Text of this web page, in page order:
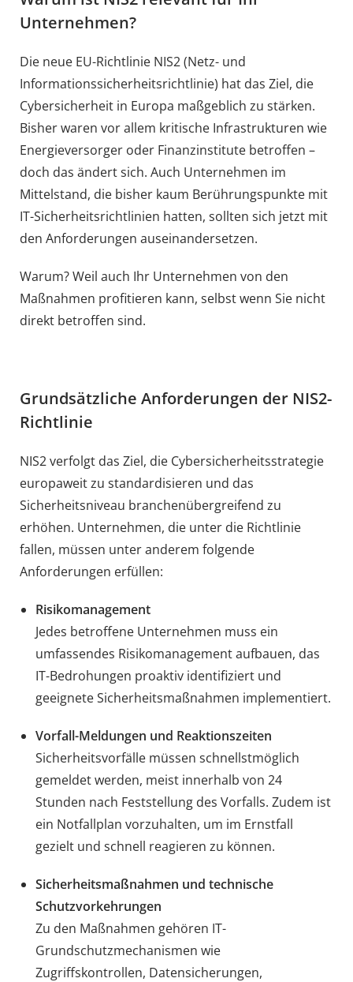
Unternehmen?
Die neue EU-Richtlinie NIS2 (Netz- und
Informationssicherheitsrichtlinie) hat das Ziel, die
Cybersicherheit in Europa maßgeblich zu stärken.
Bisher waren vor allem kritische Infrastrukturen wie
Energieversorger oder Finanzinstitute betroffen –
doch das ändert sich. Auch Unternehmen im
Mittelstand, die bisher kaum Berührungspunkte mit
IT-Sicherheitsrichtlinien hatten, sollten sich jetzt mit
den Anforderungen auseinandersetzen.
Warum? Weil auch Ihr Unternehmen von den
Maßnahmen profitieren kann, selbst wenn Sie nicht
direkt betroffen sind.
Grundsätzliche Anforderungen der NIS2-
Richtlinie
NIS2 verfolgt das Ziel, die Cybersicherheitsstrategie
europaweit zu standardisieren und das
Sicherheitsniveau branchenübergreifend zu
erhöhen. Unternehmen, die unter die Richtlinie
fallen, müssen unter anderem folgende
Anforderungen erfüllen:
Risikomanagement
Jedes betroffene Unternehmen muss ein
umfassendes Risikomanagement aufbauen, das
IT-Bedrohungen proaktiv identifiziert und
geeignete Sicherheitsmaßnahmen implementiert.
Vorfall-Meldungen und Reaktionszeiten
Sicherheitsvorfälle müssen schnellstmöglich
gemeldet werden, meist innerhalb von 24
Stunden nach Feststellung des Vorfalls. Zudem ist
ein Notfallplan vorzuhalten, um im Ernstfall
gezielt und schnell reagieren zu können.
Sicherheitsmaßnahmen und technische
Schutzvorkehrungen
Zu den Maßnahmen gehören IT-
Grundschutzmechanismen wie
Zugriffskontrollen, Datensicherungen,